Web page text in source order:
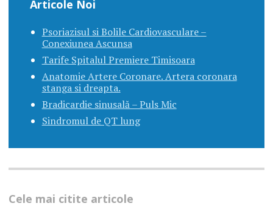
Articole Noi
Psoriazisul si Bolile Cardiovasculare –
Conexiunea Ascunsa
Tarife Spitalul Premiere Timisoara
Anatomie Artere Coronare. Artera coronara
stanga si dreapta.
Bradicardie sinusală – Puls Mic
Sindromul de QT lung
Cele mai citite articole